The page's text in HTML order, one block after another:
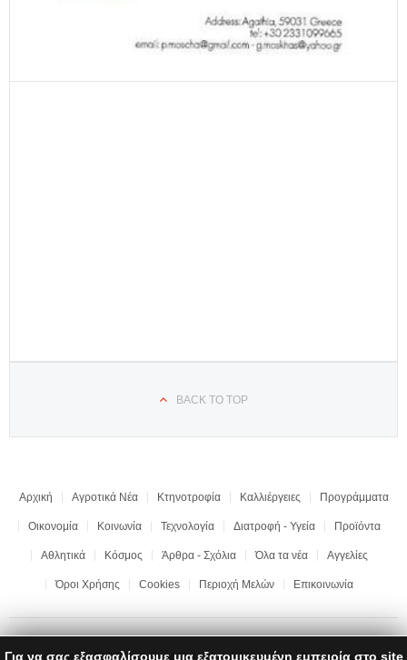
BACK TO TOP
Αρχική Αγροτικά Νέα Κτηνοτροφία Καλλιέργειες Προγράμματα
Οικονομία Κοινωνία Τεχνολογία Διατροφή - Υγεία Προϊόντα
Αθλητικά Κόσμος Άρθρα - Σχόλια Όλα τα νέα Αγγελίες
Όροι Χρήσης Cookies Περιοχή Μελών Επικοινωνία
Copyright © 2017 "Ημαθιώτικη Γη" | All rights reserved | Development by
Για να σας εξασφαλίσουμε μια εξατομικευμένη εμπειρία στο site